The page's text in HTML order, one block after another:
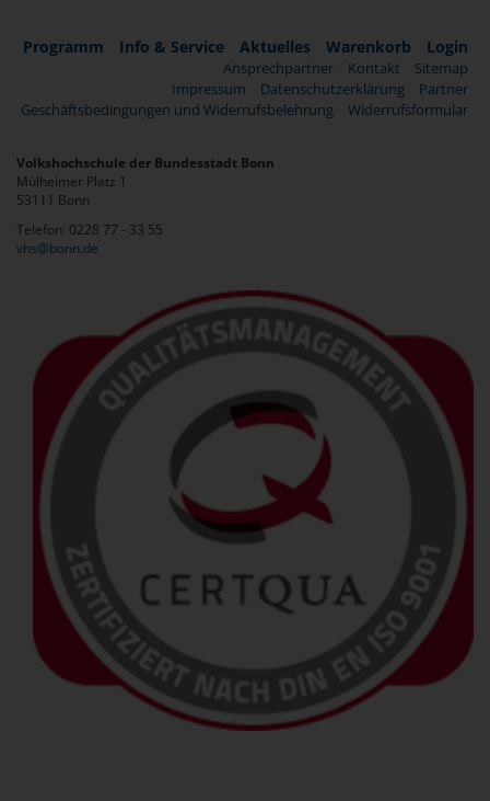
Programm Info & Service Aktuelles Warenkorb Login
Ansprechpartner Kontakt
Sitemap
Impressum
Datenschutzerklärung
Partner
Geschäftsbedingungen und Widerrufsbelehrung
Widerrufsformular
Volkshochschule der Bundesstadt Bonn
Mülheimer Platz 1
53111 Bonn
Telefon: 0228 77 - 33 55
vhs@bonn.de